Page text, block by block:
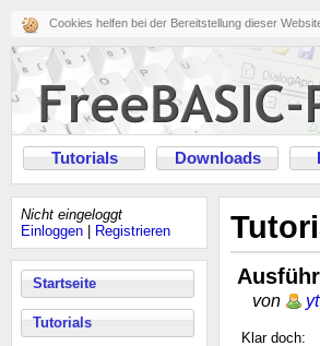
Cookies helfen bei der Bereitstellung dieser
Tutorials Downloads
Nicht eingeloggt
Einloggen
Registrieren
Startseite
Tutorials
von
Klar doch: